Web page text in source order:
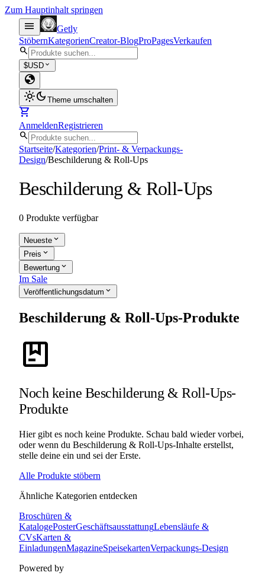
Zum Hauptinhalt springen
menu
Getly
StöbernKategorienCreator-BlogProPagesVerkaufen
search
$USD expand_more
globe
light_modedark_mode Theme umschalten
shopping_cart
AnmeldenRegistrieren
search
Startseite/Kategorien/Print- & Verpackungs-
Design/Beschilderung & Roll-Ups
Beschilderung & Roll-Ups
0 Produkte verfügbar
Neueste expand_more
Preis expand_more
Bewertung expand_more
Im Sale
Veröffentlichungsdatum expand_more
Beschilderung & Roll-Ups-Produkte
package
Noch keine Beschilderung & Roll-Ups-
Produkte
Hier gibt es noch keine Produkte. Schau bald wieder vorbei,
oder wenn du Beschilderung & Roll-Ups-Inhalte erstellst,
stelle deine ein und sei der Erste.
Alle Produkte stöbern
Ähnliche Kategorien entdecken
Broschüren &
KatalogePosterGeschäftsausstattungLebensläufe &
CVsKarten &
EinladungenMagazineSpeisekartenVerpackungs-Design
Powered by